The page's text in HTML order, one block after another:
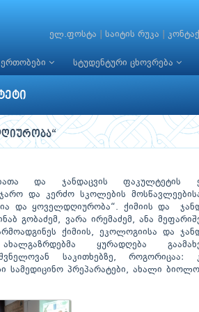
ელ.ფოსტა საიტის რუკა
სტუდენტური ცხოვრება
და ჯანდაცვის ფაკულტეტის
და კერძო სკოლების
და ყოველდღიურობა“. ქიმიის და
გობაძემ, ვარა ირემაძემ, ანა
ქიმიის, ეკოლოგიისა და
ყურადღება
საკითხებზე, როგორიცაა:
სამედიცინო პრეპარატები, ახალი